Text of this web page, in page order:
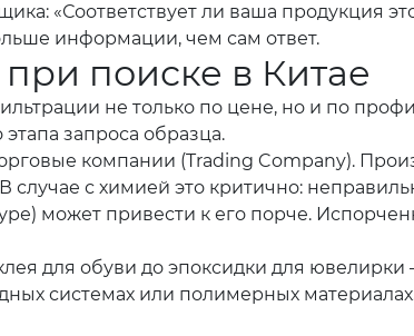
«Соответствует ли ваша продукция
информации, чем сам ответ.
поиске в Китае
не только по цене, но и по
запроса образца.
компании (Trading Company).
с химией это критично:
может привести к его порче.
для обуви до эпоксидки для ювелирки
системах или полимерных